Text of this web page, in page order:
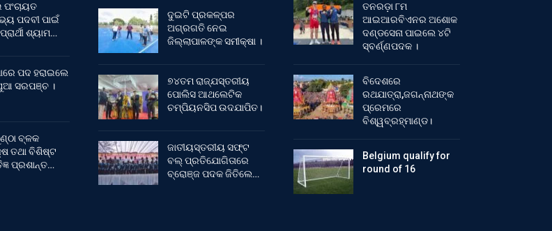
ପଂଚାୟତ
ପଦବୀ ପାଇଁ
ଶ୍ୟାମ…
ପଦ ହରାଇଲେ
ସରପଞ୍ଚ ।
ବ୍ଳକ
ତଥା ବିଶିଷ୍ଟ
ପ୍ରଶାନ୍ତ…
ଦୁଇଟି ପ୍ରକଳ୍ପର
ଅଗ୍ରଗତି ନେଇ
ଜିଲ୍ଲାପାଳଙ୍କ ସମୀକ୍ଷା ।
୭୪ତମ ରାଜ୍ଯସ୍ତରୀୟ
ପୋଲିସ ଆଥଲେଟିକ
ଚମ୍ପିୟନସିପ ଉଦଯାପିତ।
ଜାତୀୟସ୍ତରୀୟ ସଫ୍ଟ
ବଲ୍ ପ୍ରତିଯୋଗିତାରେ
ବ୍ରୋଞ୍ଜ ପଦକ ଜିତିଲେ…
ତନରଡ଼ା ୮ମ
ଆଇଆରବିଏନର ଅଶୋକ
ଦଣ୍ଡସେନା ପାଇଲେ ୪ଟି
ସ୍ବର୍ଣ୍ଣପଦକ ।
ବିଦେଶରେ
ରଥଯାତ୍ରା,ଜଗନ୍ନାଥଙ୍କ
ପ୍ରେମରେ
ବିଶ୍ୱବ୍ରହ୍ମାଣ୍ଡ।
Belgium qualify for
round of 16